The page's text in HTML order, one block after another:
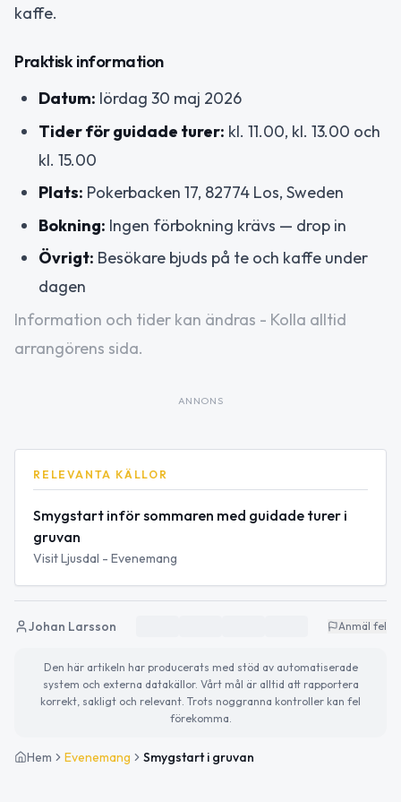
kaffe.
Praktisk information
Datum: lördag 30 maj 2026
Tider för guidade turer: kl. 11.00, kl. 13.00 och
kl. 15.00
Plats: Pokerbacken 17, 82774 Los, Sweden
Bokning: Ingen förbokning krävs — drop in
Övrigt: Besökare bjuds på te och kaffe under
dagen
Information och tider kan ändras - Kolla alltid
arrangörens sida.
ANNONS
RELEVANTA KÄLLOR
Smygstart inför sommaren med guidade turer i
gruvan
Visit Ljusdal - Evenemang
Johan Larsson Anmäl fel
Den här artikeln har producerats med stöd av automatiserade
system och externa datakällor. Vårt mål är alltid att rapportera
korrekt, sakligt och relevant. Trots noggranna kontroller kan fel
förekomma.
Hem Evenemang Smygstart i gruvan